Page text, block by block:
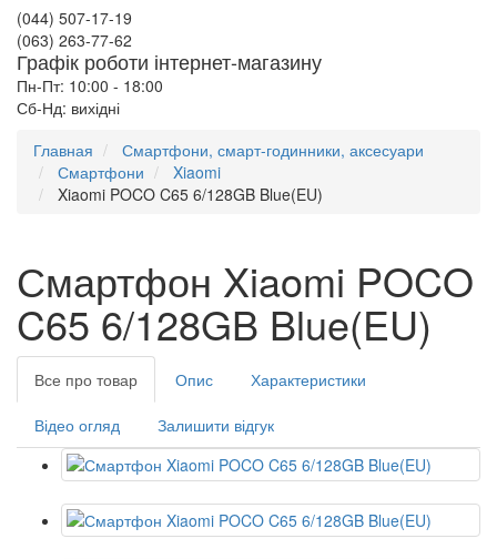
(044) 507-17-19
(063) 263-77-62
Графік роботи інтернет-магазину
Пн-Пт: 10:00 - 18:00
Сб-Нд: вихідні
Главная
Смартфони, смарт-годинники, аксесуари
Смартфони
Xiaomi
Xiaomi POCO C65 6/128GB Blue(EU)
Смартфон Xiaomi POCO
C65 6/128GB Blue(EU)
Все про товар Опис Характеристики
Відео огляд Залишити відгук